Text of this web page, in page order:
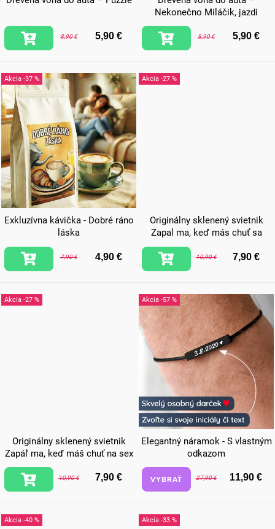
u
k
t
o
v
8,90 € 5,90 €
Nekonečno Miláčik, jazdi
opatrne!
8,90 € 5,90 €
-37 %
Exkluzívna kávička - Dobré ráno
láska
7,90 € 4,90 €
-27 %
Originálny sklenený svietnik
Zapal ma, keď más chuť sa
10,90 € 7,90 €
-27 %
Originálny sklenený svietnik
Zapáľ ma, keď máš chuť na sex
10,90 € 7,90 €
-57 %
Elegantný náramok - S vlastným
odkazom
27,90 € 11,90 €
VYBRAŤ
-40 % -33 %